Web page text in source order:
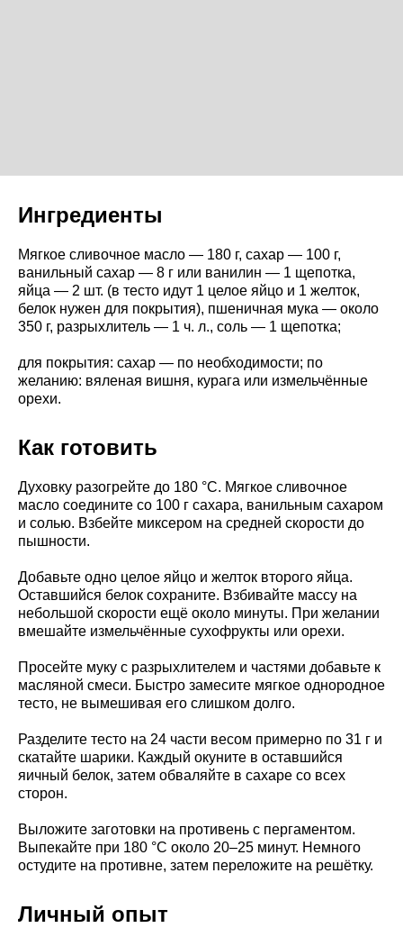
Ингредиенты
Мягкое сливочное масло — 180 г, сахар — 100 г,
ванильный сахар — 8 г или ванилин — 1 щепотка,
яйца — 2 шт. (в тесто идут 1 целое яйцо и 1 желток,
белок нужен для покрытия), пшеничная мука — около
350 г, разрыхлитель — 1 ч. л., соль — 1 щепотка;
для покрытия: сахар — по необходимости; по
желанию: вяленая вишня, курага или измельчённые
орехи.
Как готовить
Духовку разогрейте до 180 °C. Мягкое сливочное
масло соедините со 100 г сахара, ванильным сахаром
и солью. Взбейте миксером на средней скорости до
пышности.
Добавьте одно целое яйцо и желток второго яйца.
Оставшийся белок сохраните. Взбивайте массу на
небольшой скорости ещё около минуты. При желании
вмешайте измельчённые сухофрукты или орехи.
Просейте муку с разрыхлителем и частями добавьте к
масляной смеси. Быстро замесите мягкое однородное
тесто, не вымешивая его слишком долго.
Разделите тесто на 24 части весом примерно по 31 г и
скатайте шарики. Каждый окуните в оставшийся
яичный белок, затем обваляйте в сахаре со всех
сторон.
Выложите заготовки на противень с пергаментом.
Выпекайте при 180 °C около 20–25 минут. Немного
остудите на противне, затем переложите на решётку.
Личный опыт